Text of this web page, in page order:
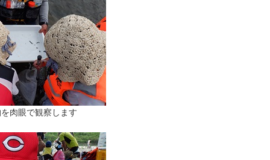
肉眼で観察します